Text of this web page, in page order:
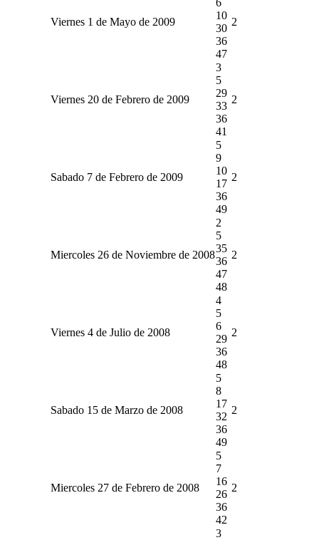
Viernes 1 de Mayo de 2009
10
30
36
47
2
Viernes 20 de Febrero de 2009
3
5
29
33
36
41
2
Sabado 7 de Febrero de 2009
5
9
10
17
36
49
2
Miercoles 26 de Noviembre de 2008
2
5
35
36
47
48
2
Viernes 4 de Julio de 2008
4
5
6
29
36
48
2
Sabado 15 de Marzo de 2008
5
8
17
32
36
49
2
Miercoles 27 de Febrero de 2008
5
7
16
26
36
42
2
3